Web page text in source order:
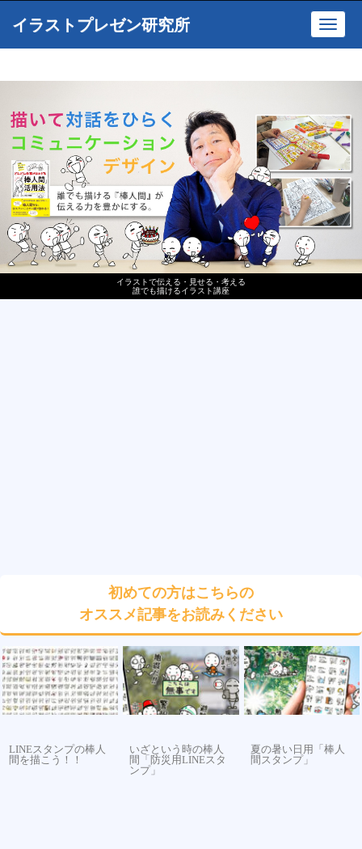
イラストで伝える・見せる・考える
誰でも描けるイラスト講座
イラストプレゼン研究所
初めての方はこちらの
オススメ記事をお読みください
LINEスタンプの棒人
間を描こう！！
いざという時の棒人
間「防災用LINEスタ
ンプ」
夏の暑い日用「棒人
間スタンプ」